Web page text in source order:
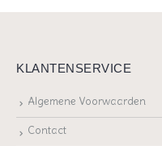
KLANTENSERVICE
Algemene Voorwaarden
Contact